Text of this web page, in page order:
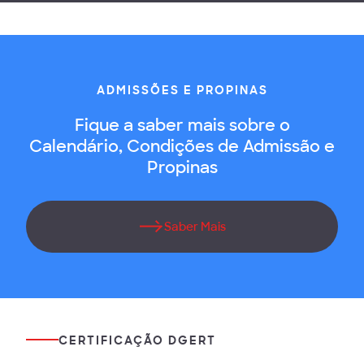
ADMISSÕES E PROPINAS
Fique a saber mais sobre o
Calendário, Condições de Admissão e
Propinas
Saber Mais
CERTIFICAÇÃO DGERT